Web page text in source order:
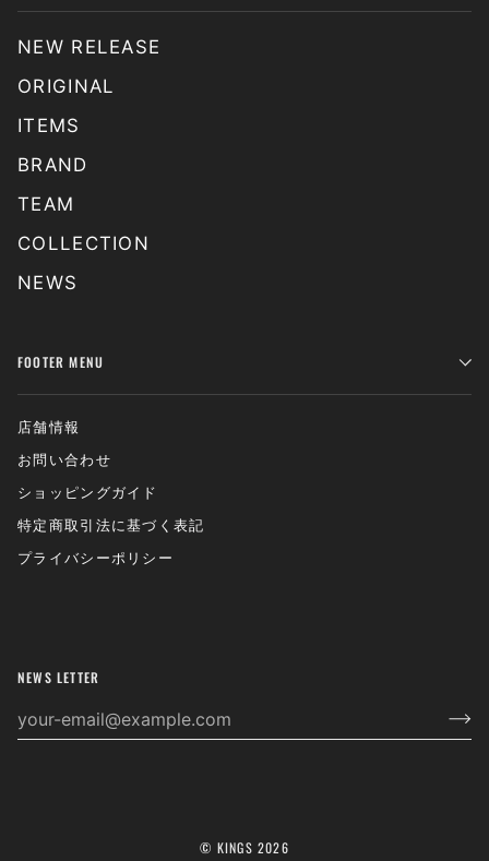
NEW RELEASE
ORIGINAL
ITEMS
BRAND
TEAM
COLLECTION
NEWS
FOOTER MENU
店舗情報
お問い合わせ
ショッピングガイド
特定商取引法に基づく表記
プライバシーポリシー
NEWS LETTER
© KINGS 2026